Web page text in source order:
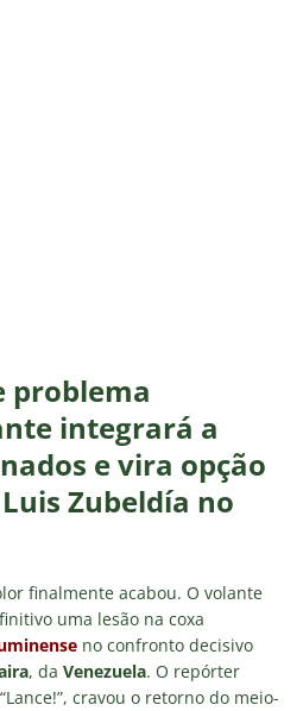
problema
integrará a
e vira opção
Zubeldía no
finalmente acabou. O volante
uma lesão na coxa
no confronto decisivo
, da Venezuela. O repórter
cravou o retorno do meio-